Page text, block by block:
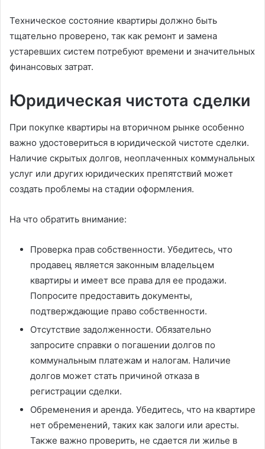
Техническое состояние квартиры должно быть
тщательно проверено, так как ремонт и замена
устаревших систем потребуют времени и значительных
финансовых затрат.
Юридическая чистота сделки
При покупке квартиры на вторичном рынке особенно
важно удостовериться в юридической чистоте сделки.
Наличие скрытых долгов, неоплаченных коммунальных
услуг или других юридических препятствий может
создать проблемы на стадии оформления.
На что обратить внимание:
Проверка прав собственности. Убедитесь, что
продавец является законным владельцем
квартиры и имеет все права для ее продажи.
Попросите предоставить документы,
подтверждающие право собственности.
Отсутствие задолженности. Обязательно
запросите справки о погашении долгов по
коммунальным платежам и налогам. Наличие
долгов может стать причиной отказа в
регистрации сделки.
Обременения и аренда. Убедитесь, что на квартире
нет обременений, таких как залоги или аресты.
Также важно проверить, не сдается ли жилье в